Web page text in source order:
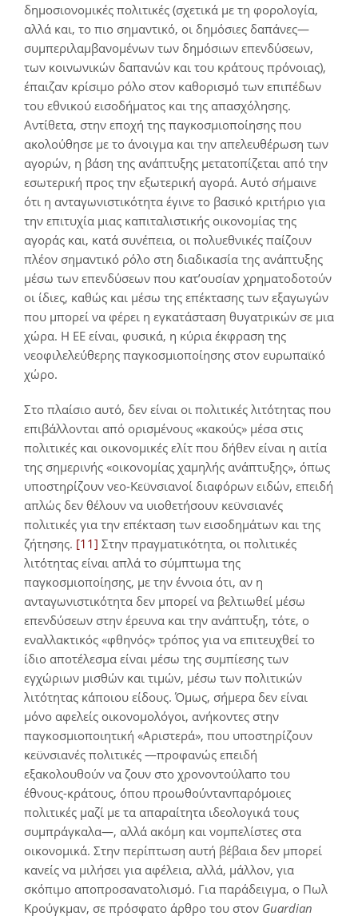
δημοσιονομικές πολιτικές (σχετικά με τη φορολογία,
αλλά και, το πιο σημαντικό, οι δημόσιες δαπάνες—
συμπεριλαμβανομένων των δημόσιων επενδύσεων,
των κοινωνικών δαπανών και του κράτους πρόνοιας),
έπαιζαν κρίσιμο ρόλο στον καθορισμό των επιπέδων
του εθνικού εισοδήματος και της απασχόλησης.
Αντίθετα, στην εποχή της παγκοσμιοποίησης που
ακολούθησε με το άνοιγμα και την απελευθέρωση των
αγορών, η βάση της ανάπτυξης μετατοπίζεται από την
εσωτερική προς την εξωτερική αγορά. Αυτό σήμαινε
ότι η ανταγωνιστικότητα έγινε το βασικό κριτήριο για
την επιτυχία μιας καπιταλιστικής οικονομίας της
αγοράς και, κατά συνέπεια, οι πολυεθνικές παίζουν
πλέον σημαντικό ρόλο στη διαδικασία της ανάπτυξης
μέσω των επενδύσεων που κατ’ουσίαν χρηματοδοτούν
οι ίδιες, καθώς και μέσω της επέκτασης των εξαγωγών
που μπορεί να φέρει η εγκατάσταση θυγατρικών σε μια
χώρα. Η ΕΕ είναι, φυσικά, η κύρια έκφραση της
νεοφιλελεύθερης παγκοσμιοποίησης στον ευρωπαϊκό
χώρο.
Στο πλαίσιο αυτό, δεν είναι οι πολιτικές λιτότητας που
επιβάλλονται από ορισμένους «κακούς» μέσα στις
πολιτικές και οικονομικές ελίτ που δήθεν είναι η αιτία
της σημερινής «οικονομίας χαμηλής ανάπτυξης», όπως
υποστηρίζουν νεο-Κεϋνσιανοί διαφόρων ειδών, επειδή
απλώς δεν θέλουν να υιοθετήσουν κεϋνσιανές
πολιτικές για την επέκταση των εισοδημάτων και της
ζήτησης. [11] Στην πραγματικότητα, οι πολιτικές
λιτότητας είναι απλά το σύμπτωμα της
παγκοσμιοποίησης, με την έννοια ότι, αν η
ανταγωνιστικότητα δεν μπορεί να βελτιωθεί μέσω
επενδύσεων στην έρευνα και την ανάπτυξη, τότε, ο
εναλλακτικός «φθηνός» τρόπος για να επιτευχθεί το
ίδιο αποτέλεσμα είναι μέσω της συμπίεσης των
εγχώριων μισθών και τιμών, μέσω των πολιτικών
λιτότητας κάποιου είδους. Όμως, σήμερα δεν είναι
μόνο αφελείς οικονομολόγοι, ανήκοντες στην
παγκοσμιοποιητική «Αριστερά», που υποστηρίζουν
κεϋνσιανές πολιτικές —προφανώς επειδή
εξακολουθούν να ζουν στο χρονοντούλαπο του
έθνους-κράτους, όπου προωθούντανπαρόμοιες
πολιτικές μαζί με τα απαραίτητα ιδεολογικά τους
συμπράγκαλα—, αλλά ακόμη και νομπελίστες στα
οικονομικά. Στην περίπτωση αυτή βέβαια δεν μπορεί
κανείς να μιλήσει για αφέλεια, αλλά, μάλλον, για
σκόπιμο αποπροσανατολισμό. Για παράδειγμα, ο Πωλ
Κρούγκμαν, σε πρόσφατο άρθρο του στον Guardian